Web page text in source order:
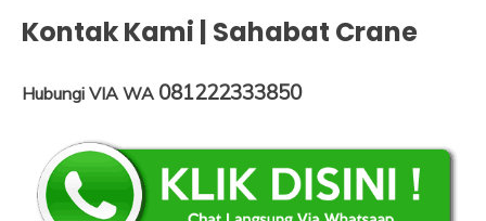
Kontak Kami | Sahabat Crane
Hubungi VIA WA 081222333850